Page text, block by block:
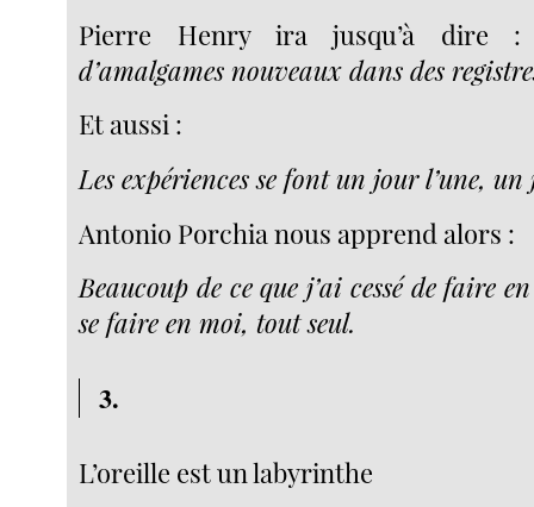
Pierre Henry ira jusqu’à dire
d’amalgames nouveaux dans des
Et aussi :
Les expériences se font un jour l’une,
Antonio Porchia nous apprend alors :
Beaucoup de ce que j’ai cessé de faire
se faire en moi, tout seul.
3.
L’oreille est un labyrinthe